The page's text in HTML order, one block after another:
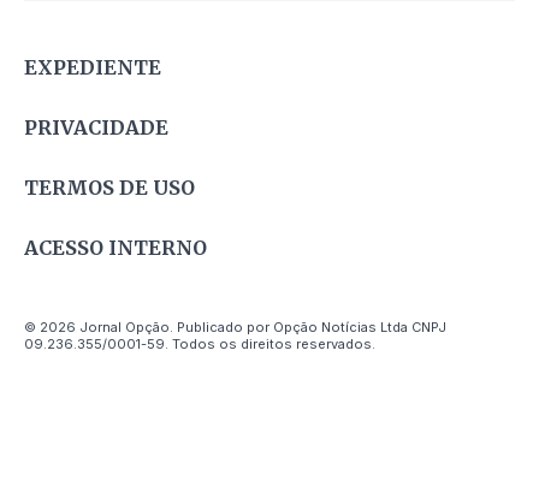
EXPEDIENTE
PRIVACIDADE
TERMOS DE USO
ACESSO INTERNO
© 2026 Jornal Opção. Publicado por Opção Notícias Ltda CNPJ
09.236.355/0001-59. Todos os direitos reservados.